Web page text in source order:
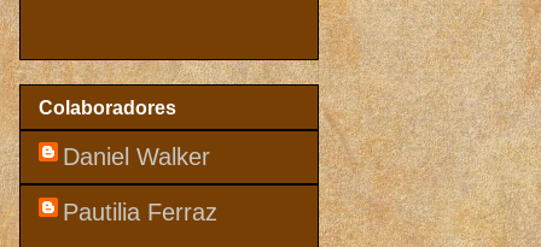
Colaboradores
Daniel Walker
Pautilia Ferraz